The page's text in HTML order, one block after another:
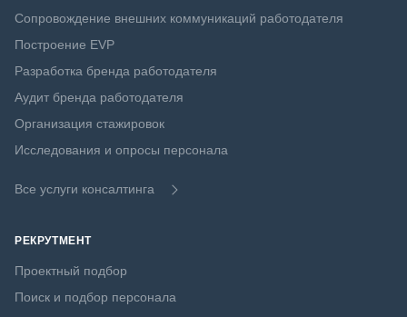
Сопровождение внешних коммуникаций работодателя
Построение EVP
Разработка бренда работодателя
Аудит бренда работодателя
Организация стажировок
Исследования и опросы персонала
Все услуги консалтинга
РЕКРУТМЕНТ
Проектный подбор
Поиск и подбор персонала